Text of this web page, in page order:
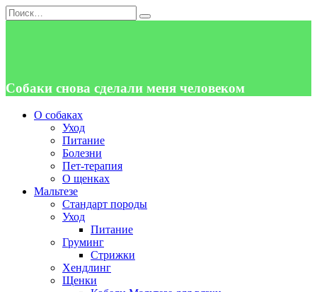
Перейти
к
Search
for:
Собаки снова сделали меня человеком
О собаках
Уход
Питание
Болезни
Пет-терапия
О щенках
Мальтезе
Стандарт породы
Уход
Питание
Груминг
Стрижки
Хендлинг
Щенки